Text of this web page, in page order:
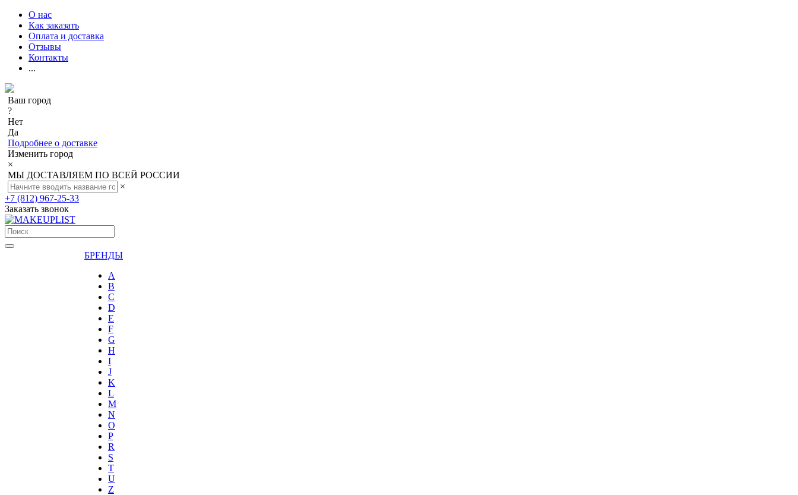
О нас
Как заказать
Оплата и доставка
Отзывы
Контакты
...
Ваш город
?
Нет
Да
Подробнее о доставке
Изменить город
×
МЫ ДОСТАВЛЯЕМ ПО ВСЕЙ РОССИИ
×
+7 (812) 967-25-33
Заказать звонок
БРЕНДЫ
A
B
C
D
E
F
G
H
I
J
K
L
M
N
O
P
R
S
T
U
Z